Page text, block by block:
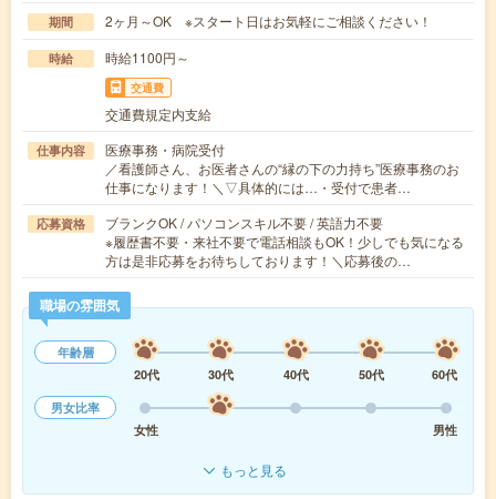
期間 2ヶ月～OK ※スタート日はお気軽にご相談ください！
時給 時給1100円～
交通費
交通費規定内支給
仕事内容
医療事務・病院受付
／看護師さん、お医者さんの“縁の下の力持ち”医療事務のお
仕事になります！＼▽具体的には…・受付で患者…
応募資格
ブランクOK / パソコンスキル不要 / 英語力不要
※履歴書不要・来社不要で電話相談もOK！少しでも気になる
方は是非応募をお待ちしております！＼応募後の…
職場の雰囲気
年齢層
20代
30代 40代 50代
60代
男女比率
女性
男性
もっと見る